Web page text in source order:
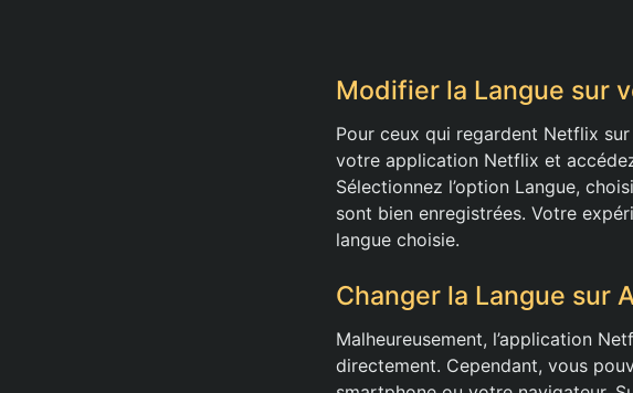
Modifier la Langue sur
Pour ceux qui regardent Netflix
votre application Netflix et
Sélectionnez l’option Langue,
sont bien enregistrées. Votre
langue choisie.
Changer la Langue sur
Malheureusement, l’application
directement. Cependant, vous